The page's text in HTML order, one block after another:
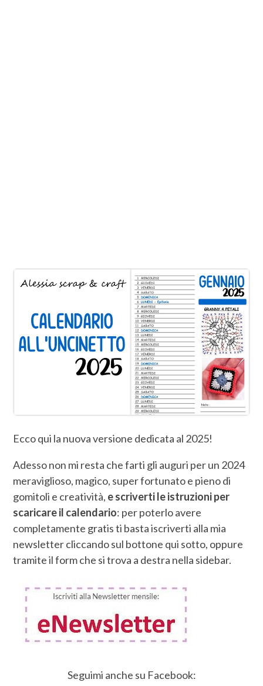
Ecco qui la nuova versione dedicata al 2025!
Adesso non mi resta che farti gli auguri per un 2024
meraviglioso, magico, super fortunato e pieno di
gomitoli e creatività, e scriverti le istruzioni per
scaricare il calendario: per poterlo avere
completamente gratis ti basta iscriverti alla mia
newsletter cliccando sul bottone qui sotto, oppure
tramite il form che si trova a destra nella sidebar.
Seguimi anche su Facebook: